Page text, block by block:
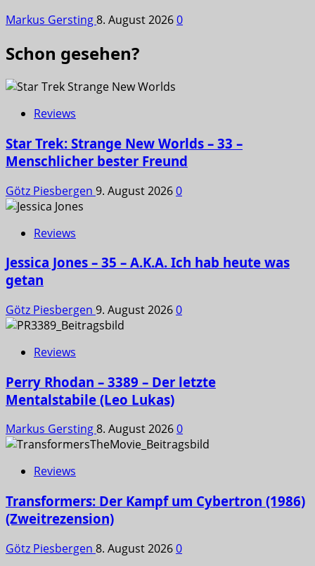
Markus Gersting8. August 20260
Schon gesehen?
Reviews
Star Trek: Strange New Worlds – 33 –
Menschlicher bester Freund
Götz Piesbergen 9. August 20260
Reviews
Jessica Jones – 35 – A.K.A. Ich hab heute was
getan
Götz Piesbergen 9. August 20260
Reviews
Perry Rhodan – 3389 – Der letzte
Mentalstabile (Leo Lukas)
Markus Gersting8. August 20260
Reviews
Transformers: Der Kampf um Cybertron (1986)
(Zweitrezension)
Götz Piesbergen 8. August 20260